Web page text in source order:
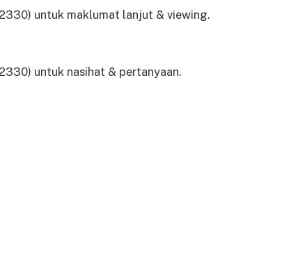
untuk maklumat lanjut & viewing.
untuk nasihat & pertanyaan.